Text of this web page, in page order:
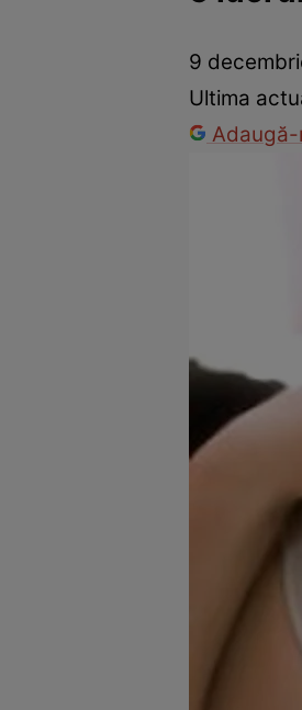
Prevenție și tratament Remedii
9
Ultima
Adaugă-